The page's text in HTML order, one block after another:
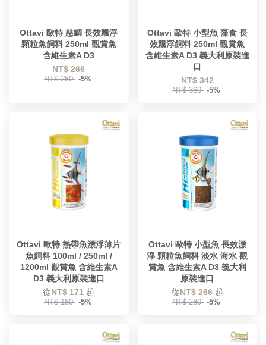
Ottavi 歐特 慈鯛 長效飄浮
顆粒魚飼料 250ml 觀賞魚
含維生素A D3
NT$ 266
NT$ 280 -5%
Ottavi 歐特 小型魚 藻食 長
效飄浮飼料 250ml 觀賞魚
含維生素A D3 義大利原裝進
口
NT$ 342
NT$ 360 -5%
Ottavi 歐特 熱帶魚漂浮薄片
魚飼料 100ml / 250ml /
1200ml 觀賞魚 含維生素A
D3 義大利原裝進口
從NT$ 171 起
NT$ 180 -5%
Ottavi 歐特 小型魚 長效漂
浮 顆粒魚飼料 淡水 海水 觀
賞魚 含維生素A D3 義大利
原裝進口
從NT$ 266 起
NT$ 280 -5%